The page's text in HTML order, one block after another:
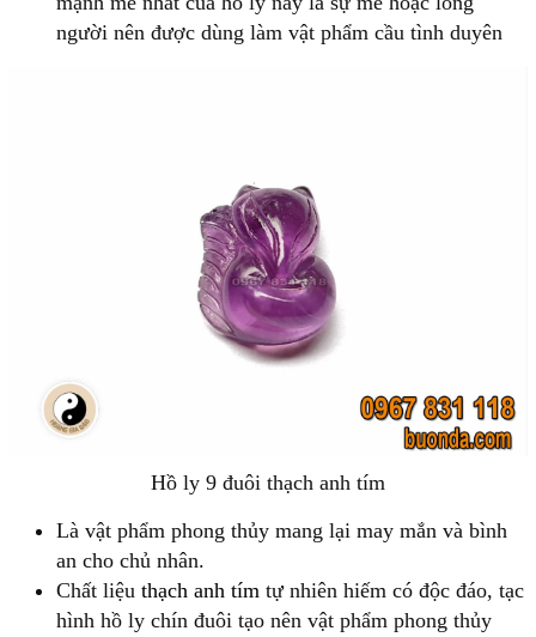
người nên được dùng làm vật phẩm cầu tình duyên
Hồ ly 9 đuôi thạch anh tím
Là vật phẩm phong thủy mang lại may mắn và bình
an cho chủ nhân.
Chất liệu thạch anh tímtự nhiên hiếm có độc đáo, tạc
hình hồ ly chín đuôi tạo nên vật phẩm phong thủy